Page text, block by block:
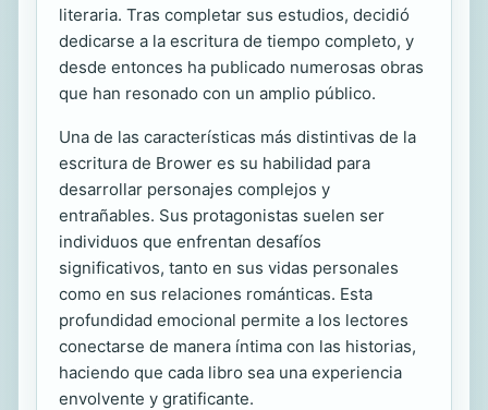
literaria. Tras completar sus estudios, decidió
dedicarse a la escritura de tiempo completo, y
desde entonces ha publicado numerosas obras
que han resonado con un amplio público.
Una de las características más distintivas de la
escritura de Brower es su habilidad para
desarrollar personajes complejos y
entrañables. Sus protagonistas suelen ser
individuos que enfrentan desafíos
significativos, tanto en sus vidas personales
como en sus relaciones románticas. Esta
profundidad emocional permite a los lectores
conectarse de manera íntima con las historias,
haciendo que cada libro sea una experiencia
envolvente y gratificante.